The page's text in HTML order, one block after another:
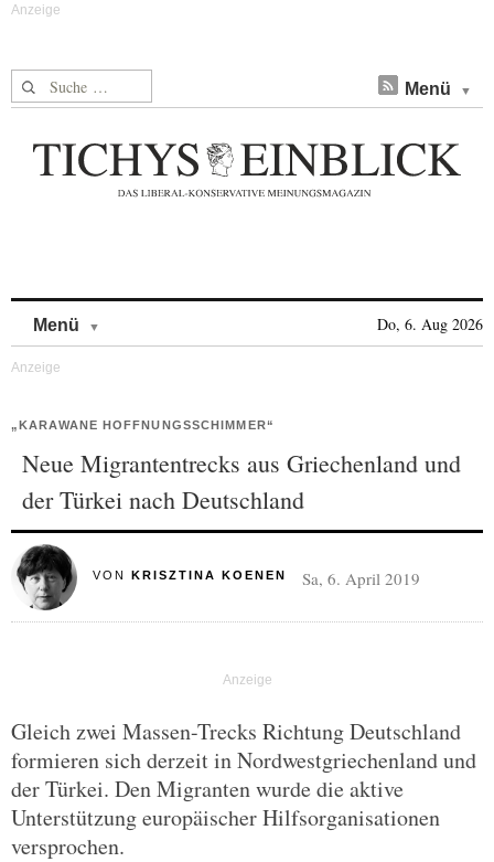
Suche nach: Menü
Menü Do, 6. Aug 2026
„KARAWANE HOFFNUNGSSCHIMMER“
Neue Migrantentrecks aus Griechenland und
der Türkei nach Deutschland
VON KRISZTINA KOENEN Sa, 6. April 2019
Gleich zwei Massen-Trecks Richtung Deutschland
formieren sich derzeit in Nordwestgriechenland und
der Türkei. Den Migranten wurde die aktive
Unterstützung europäischer Hilfsorganisationen
versprochen.